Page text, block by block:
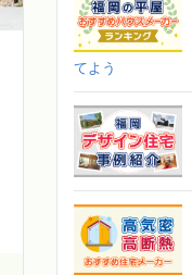
てよう